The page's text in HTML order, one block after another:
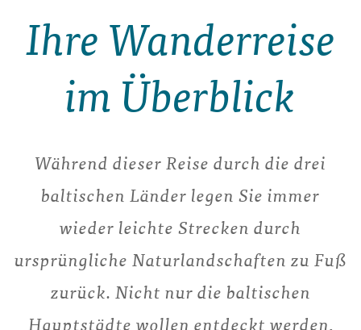
Ihre Wanderreise
im Überblick
Während dieser Reise durch die drei
baltischen Länder legen Sie immer
wieder leichte Strecken durch
ursprüngliche Naturlandschaften zu Fuß
zurück. Nicht nur die baltischen
Hauptstädte wollen entdeckt werden,